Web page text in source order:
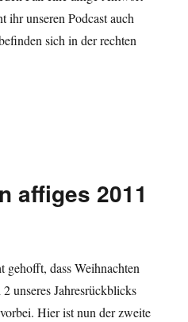
unseren Podcast auch
sich in der rechten
affiges 2011
gehofft, dass Weihnachten
unseres Jahresrückblicks
Hier ist nun der zweite